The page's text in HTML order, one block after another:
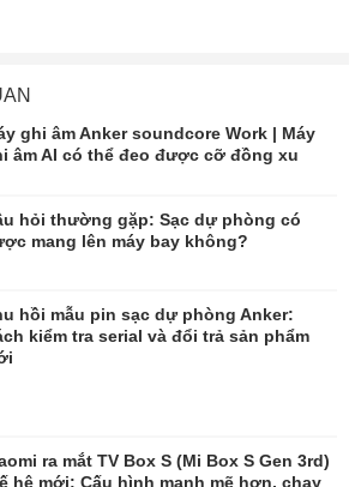
ghi âm Anker soundcore Work | Máy
âm AI có thể đeo được cỡ đồng xu
hỏi thường gặp: Sạc dự phòng có
mang lên máy bay không?
hồi mẫu pin sạc dự phòng Anker:
kiểm tra serial và đổi trả sản phẩm
ra mắt TV Box S (Mi Box S Gen 3rd)
hệ mới: Cấu hình mạnh mẽ hơn, chạy